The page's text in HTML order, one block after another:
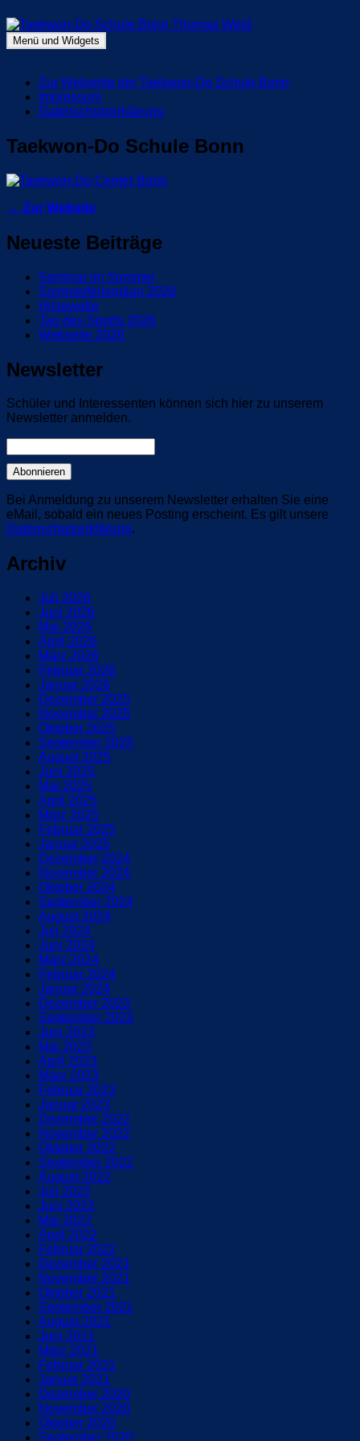
Inhalt
springen
Taekwon-Do Schule Bonn Thomas Weiß
Blog Taekwon-Do Schule Bonn
Menü und Widgets
Zur Webseite der Taekwon-Do Schule Bonn
Impressum
Datenschutzerklärung
Taekwon-Do Schule Bonn
→ Zur Website
Neueste Beiträge
Seminar im Sommer
Sommerferienplan 2026
Hitzewelle
Tag des Sports 2026
Webseite 2026
Newsletter
Schüler und Interessenten können sich hier zu unserem
Newsletter anmelden.
Bei Anmeldung zu unserem Newsletter erhalten Sie eine
eMail, sobald ein neues Posting erscheint. Es gilt unsere
Datenschutzerklärung.
Archiv
Juli 2026
Juni 2026
Mai 2026
April 2026
März 2026
Februar 2026
Januar 2026
Dezember 2025
November 2025
Oktober 2025
September 2025
August 2025
Juni 2025
Mai 2025
April 2025
März 2025
Februar 2025
Januar 2025
Dezember 2024
November 2024
Oktober 2024
September 2024
August 2024
Juli 2024
Juni 2024
März 2024
Februar 2024
Januar 2024
Dezember 2023
September 2023
Juni 2023
Mai 2023
April 2023
März 2023
Februar 2023
Januar 2023
Dezember 2022
November 2022
Oktober 2022
September 2022
August 2022
Juli 2022
Juni 2022
Mai 2022
April 2022
Februar 2022
Dezember 2021
November 2021
Oktober 2021
September 2021
August 2021
Juni 2021
März 2021
Februar 2021
Januar 2021
Dezember 2020
November 2020
Oktober 2020
September 2020